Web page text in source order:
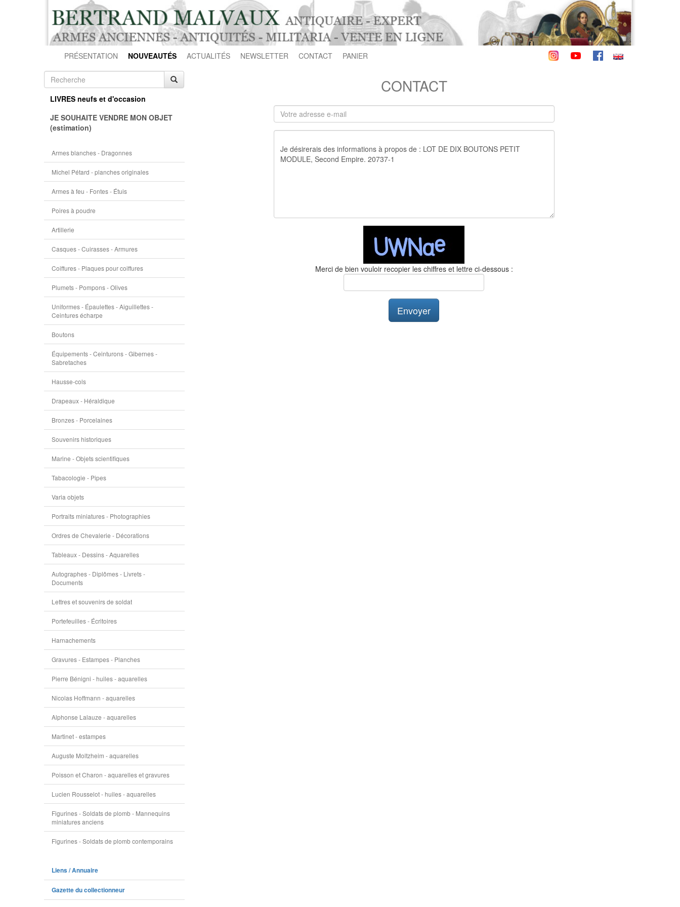
PRÉSENTATION NOUVEAUTÉS ACTUALITÉS NEWSLETTER CONTACT PANIER
LIVRES neufs et d'occasion
JE SOUHAITE VENDRE MON OBJET
(estimation)
Armes blanches - Dragonnes
Michel Pétard - planches originales
Armes à feu - Fontes - Étuis
Poires à poudre
Artillerie
Casques - Cuirasses - Armures
Coiffures - Plaques pour coiffures
Plumets - Pompons - Olives
Uniformes - Épaulettes - Aiguillettes -
Ceintures écharpe
Boutons
Équipements - Ceinturons - Gibernes -
Sabretaches
Hausse-cols
Drapeaux - Héraldique
Bronzes - Porcelaines
Souvenirs historiques
Marine - Objets scientifiques
Tabacologie - Pipes
Varia objets
Portraits miniatures - Photographies
Ordres de Chevalerie - Décorations
Tableaux - Dessins - Aquarelles
Autographes - Diplômes - Livrets -
Documents
Lettres et souvenirs de soldat
Portefeuilles - Écritoires
Harnachements
Gravures - Estampes - Planches
Pierre Bénigni - huiles - aquarelles
Nicolas Hoffmann - aquarelles
Alphonse Lalauze - aquarelles
Martinet - estampes
Auguste Moltzheim - aquarelles
Poisson et Charon - aquarelles et gravures
Lucien Rousselot - huiles - aquarelles
Figurines - Soldats de plomb - Mannequins
miniatures anciens
Figurines - Soldats de plomb contemporains
Liens / Annuaire
Gazette du collectionneur
CONTACT
Merci de bien vouloir recopier les chiffres et lettre ci-dessous :